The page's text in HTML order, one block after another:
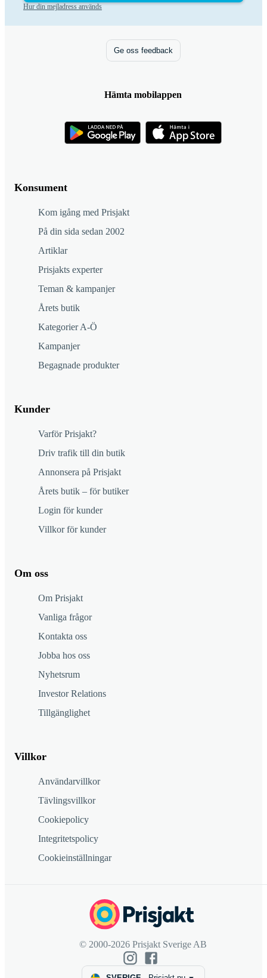
Hur din mejladress används
Konsument
Kom igång med Prisjakt
På din sida sedan 2002
Artiklar
Prisjakts experter
Teman & kampanjer
Årets butik
Kategorier A-Ö
Kampanjer
Begagnade produkter
Kunder
Varför Prisjakt?
Driv trafik till din butik
Annonsera på Prisjakt
Årets butik – för butiker
Login för kunder
Villkor för kunder
Om oss
Om Prisjakt
Vanliga frågor
Kontakta oss
Jobba hos oss
Nyhetsrum
Investor Relations
Tillgänglighet
Villkor
Användarvillkor
Tävlingsvillkor
Cookiepolicy
Integritetspolicy
Cookieinställningar
Ge oss feedback
Hämta mobilappen
© 2000-2026 Prisjakt Sverige AB